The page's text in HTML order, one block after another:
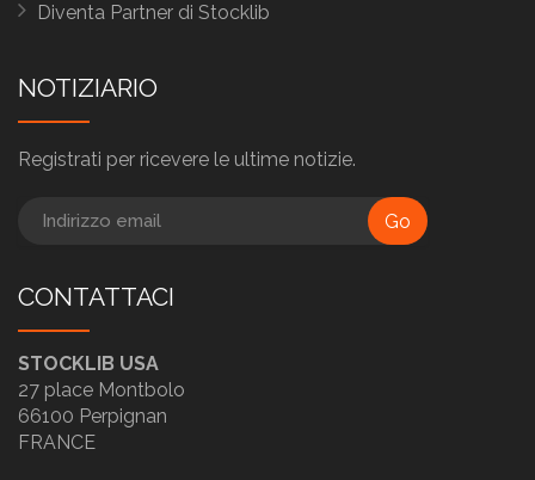
Diventa Partner di Stocklib
NOTIZIARIO
Registrati per ricevere le ultime notizie.
Go
CONTATTACI
STOCKLIB USA
27 place Montbolo
66100 Perpignan
FRANCE